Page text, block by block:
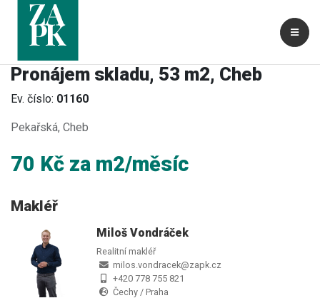
Pronájem skladu, 53 m2, Cheb
Ev. číslo: 01160
Pekařská, Cheb
70 Kč za m2/měsíc
Makléř
Miloš Vondráček
Realitní makléř
milos.vondracek@zapk.cz
+420 778 755 821
Čechy / Praha